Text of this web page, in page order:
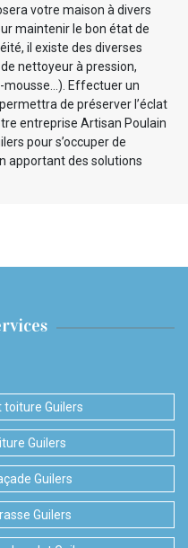
votre maison à divers
maintenir le bon état de
il existe des diverses
nettoyeur à pression,
Effectuer un
de préserver l’éclat
entreprise Artisan Poulain
pour s’occuper de
apportant des solutions
toiture Guilers
Guilers
Guilers
Guilers